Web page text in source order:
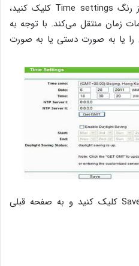
برای تنظیم زمان روی لینک قرمز رنگ Time settings کلیک کنید،
زمان منتقل می‌کند. با توجه به
را یا به صورت دستی یا به صورت
برای ذخیره تنظیمات رو گزینه Save کلیک کنید و به صفحه قبلی